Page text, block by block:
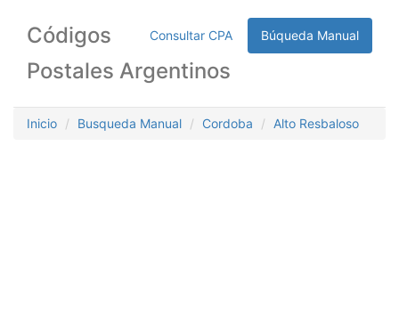
Consultar CPA Búqueda Manual
Códigos
Postales Argentinos
Inicio Busqueda Manual Cordoba Alto Resbaloso